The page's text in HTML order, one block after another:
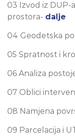
03 Izvod iz
prostora- dalje
04 Geodetska
05 Spratnost i
06 Analiza
07 Oblici
08 Namjena
09 Parcelacija i